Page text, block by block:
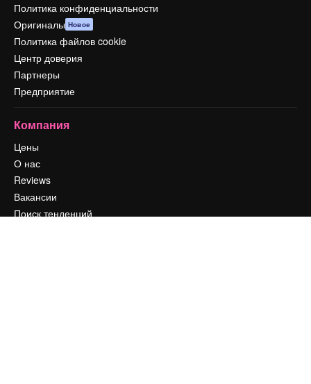
Политика конфиденциальности
Оригиналы Новое
Политика файлов cookie
Центр доверия
Партнеры
Предприятие
Компания
Цены
О нас
Reviews
Вакансии
Поиск тенденций